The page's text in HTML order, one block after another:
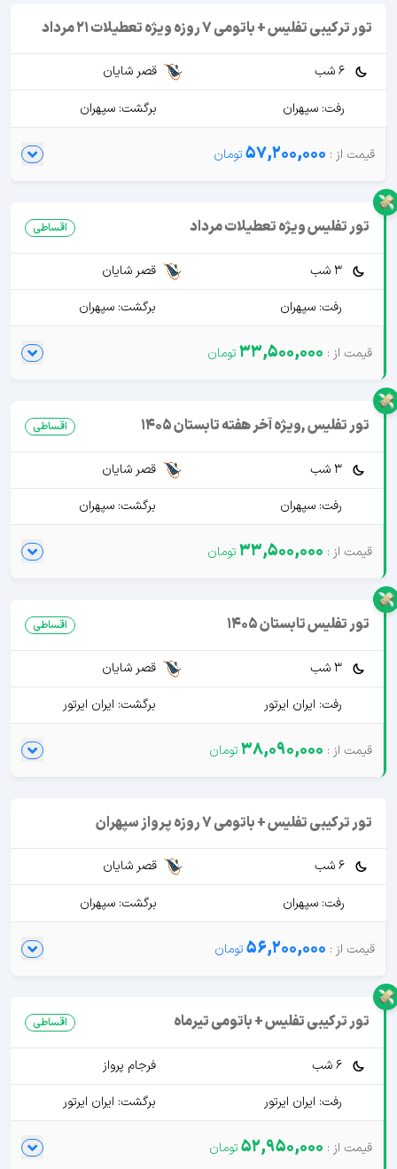
تور ترکیبی تفلیس + باتومی 7 روزه ویژه تعطیلات 21 مرداد
6 شب
قصر شایان
رفت: سپهران
برگشت: سپهران
57,200,000
تور تفلیس ویژه تعطیلات مرداد اقساطی
3 شب
قصر شایان
رفت: سپهران
برگشت: سپهران
33,500,000
تور تفلیس ,ویژه آخر هفته تابستان 1405 اقساطی
3 شب
قصر شایان
رفت: سپهران
برگشت: سپهران
33,500,000
تور تفلیس تابستان 1405 اقساطی
3 شب
قصر شایان
رفت: ایران ایرتور
برگشت: ایران ایرتور
38,090,000
تور ترکیبی تفلیس + باتومی 7 روزه پرواز سپهران
6 شب
قصر شایان
رفت: سپهران
برگشت: سپهران
56,200,000
تور ترکیبی تفلیس + باتومی تیرماه اقساطی
6 شب
فرجام پرواز
رفت: ایران ایرتور
برگشت: ایران ایرتور
52,950,000